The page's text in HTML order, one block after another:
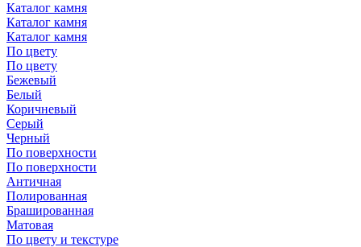
Каталог камня
Каталог камня
Каталог камня
По цвету
По цвету
Бежевый
Белый
Коричневый
Серый
Черный
По поверхности
По поверхности
Античная
Полированная
Брашированная
Матовая
По цвету и текстуре